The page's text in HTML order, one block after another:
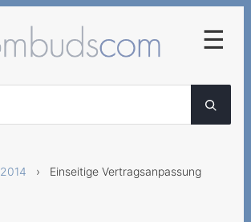
2014 › Einseitige Vertragsanpassung
☰
Frühzeitige
Vertragliche Vereinbarung